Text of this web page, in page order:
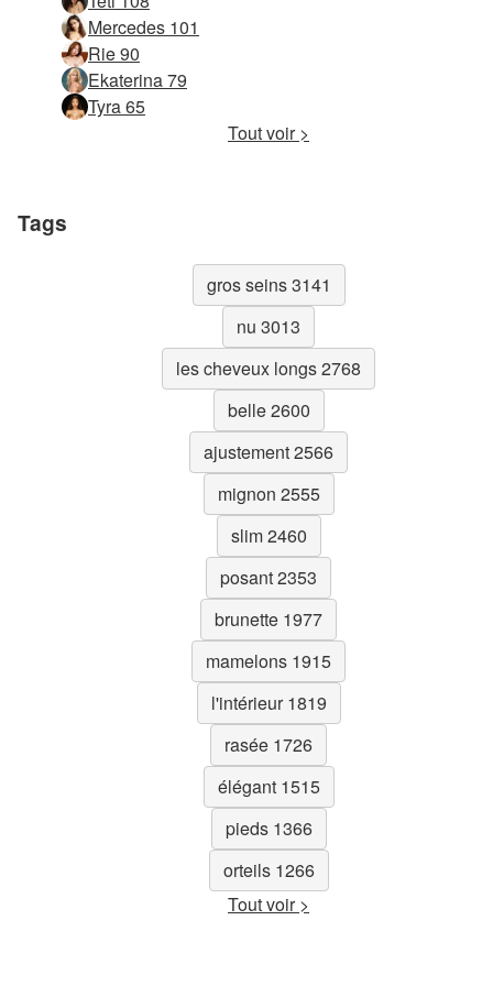
Mercedes 101
Rie 90
Ekaterina 79
Tyra 65
Tout voir >
Tags
gros seins 3141
nu 3013
les cheveux longs 2768
belle 2600
ajustement 2566
mignon 2555
slim 2460
posant 2353
brunette 1977
mamelons 1915
l'intérieur 1819
rasée 1726
élégant 1515
pieds 1366
orteils 1266
Tout voir >